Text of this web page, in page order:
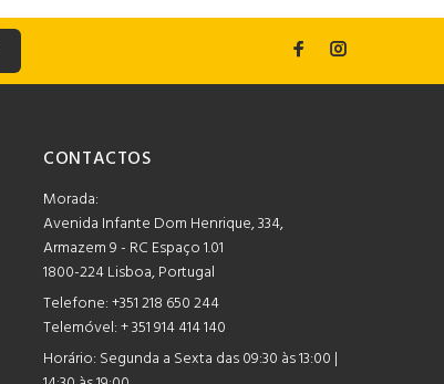
CONTACTOS
Morada:
Avenida Infante Dom Henrique, 334,
Armazem 9 - RC Espaço 1.01
1800-224 Lisboa, Portugal
Telefone:+351 218 650 244
Telemóvel: + 351 914 414 140
Horário: Segunda a Sexta das 09:30 às 13:00 |